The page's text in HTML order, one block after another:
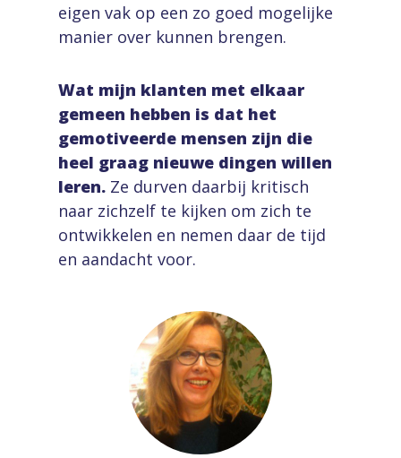
eigen vak op een zo goed mogelijke
manier over kunnen brengen.
Wat mijn klanten met elkaar
gemeen hebben is dat het
gemotiveerde mensen zijn die
heel graag nieuwe dingen willen
leren. Ze durven daarbij kritisch
naar zichzelf te kijken om zich te
ontwikkelen en nemen daar de tijd
en aandacht voor.